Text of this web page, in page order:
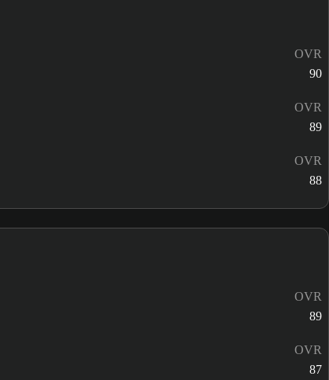
OVR
90
OVR
89
OVR
88
OVR
89
OVR
87